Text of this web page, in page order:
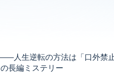
人生逆転の方法は「口外禁
長編ミステリー